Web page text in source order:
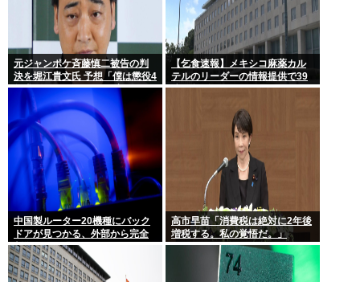
元ジャンポケ斉藤慎二被告の判
決を堀江貴文氏 予想「僕は懲役4
年求刑され 2年6か月の実刑だっ
たが…」
【乞食速報】メキシコ麻薬カル
テルのリーダーの情報提供で39
億円急げ！
中国製ルーター20機種にバック
ドアが見つかる、外部から完全
制御される恐れ
高市早苗「消費税は絶対に2年後
増税する。私の覚悟だ。」